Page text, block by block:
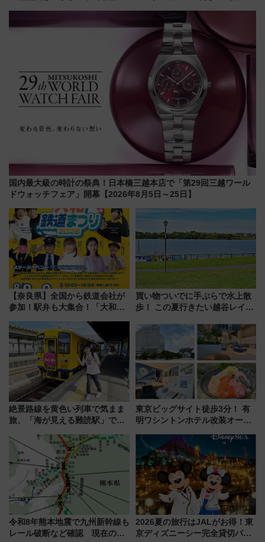
ろも一挙紹介
国内最大級の時計の祭典！日本橋三越本店で「第29回三越ワール
ドウォッチフェア」開幕【2026年8月5日～25日】
【奈良県】全国から鉄道会社が
参加！駅弁も大集合！「大和鉄
に開催決定
買い物ついでに手ぶらで水上散
歩！ この夏行きたい越谷レイク
ア「LAKESIDE PARK」（埼玉
県越谷市）
絶景路線を黄色い列車で気まま
旅、「海が見える難読駅」で幸
「新・鉄道ひとり旅」279回目
の舞台は「島原鉄道」
東京ビッグサイト徒歩3分！ 有
明ワシントンホテル改装オープ
客室」や海鮮丼が人気の朝食ビ
ュッフェを現地レポ
令和8年熊本地震で九州新幹線も
レール破断など確認 現在の運
2026夏の旅行はJALがお得！東
京ディズニーシー完全貸切パー